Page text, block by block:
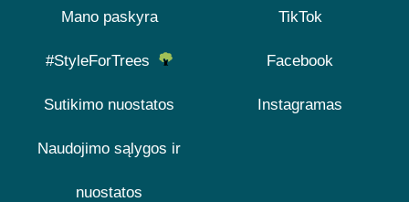
Mano paskyra
#StyleForTrees
Sutikimo nuostatos
Naudojimo sąlygos ir
nuostatos
TikTok
Facebook
Instagramas